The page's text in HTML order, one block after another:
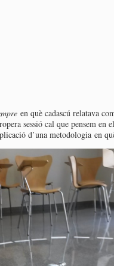
en què cadascú relatava
sessió cal que pensem
d’una metodologia en